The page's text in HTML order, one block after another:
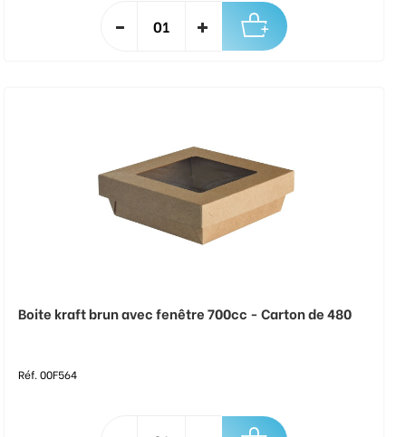
Boite kraft brun avec fenêtre 700cc - Carton de 480
Réf. 00F564